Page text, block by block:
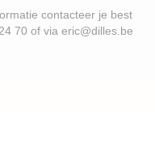
je best
70 of via eric@dilles.be